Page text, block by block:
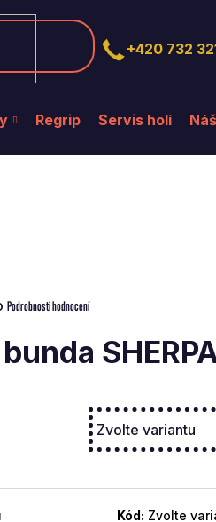
Regrip Servis holí
+420 732
Podrobnosti hodnocení
Kód: Zvolte